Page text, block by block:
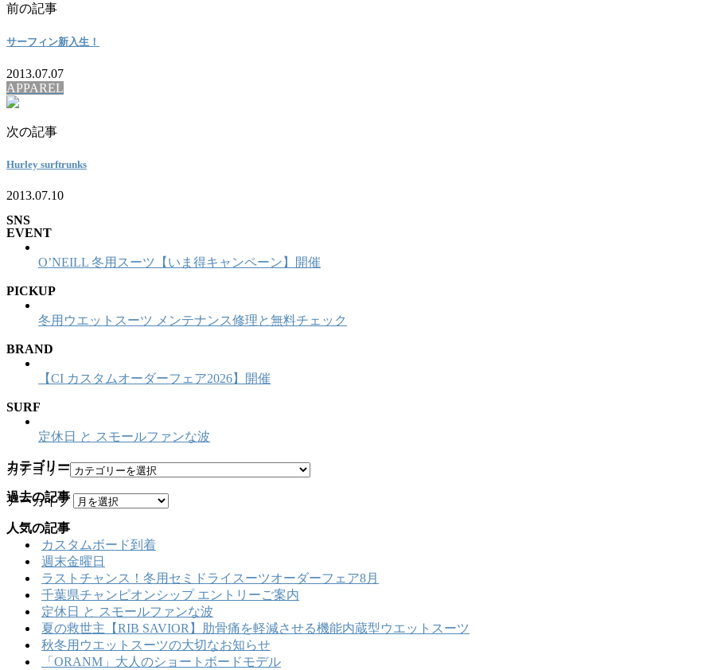
前の記事
サーフィン新入生！
2013.07.07
APPAREL
次の記事
Hurley surftrunks
2013.07.10
SNS
EVENT
O’NEILL 冬用スーツ【いま得キャンペーン】開催
PICKUP
冬用ウエットスーツ メンテナンス修理と無料チェック
BRAND
【CI カスタムオーダーフェア2026】開催
SURF
定休日 と スモールファンな波
カテゴリー
カテゴリー
過去の記事
アーカイブ
人気の記事
カスタムボード到着
週末金曜日
ラストチャンス！冬用セミドライスーツオーダーフェア8月
千葉県チャンピオンシップ エントリーご案内
定休日 と スモールファンな波
夏の救世主【RIB SAVIOR】肋骨痛を軽減させる機能内蔵型ウエットスーツ
秋冬用ウエットスーツの大切なお知らせ
「ORANM」大人のショートボードモデル